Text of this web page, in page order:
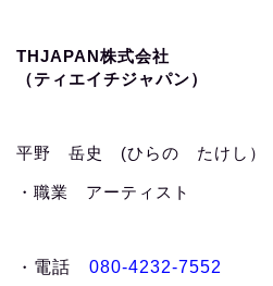
THJAPAN株式会社
（ティエイチジャパン）
平野 岳史 (ひらの たけし）
・職業 アーティスト
・ 電話 080-4232-7552